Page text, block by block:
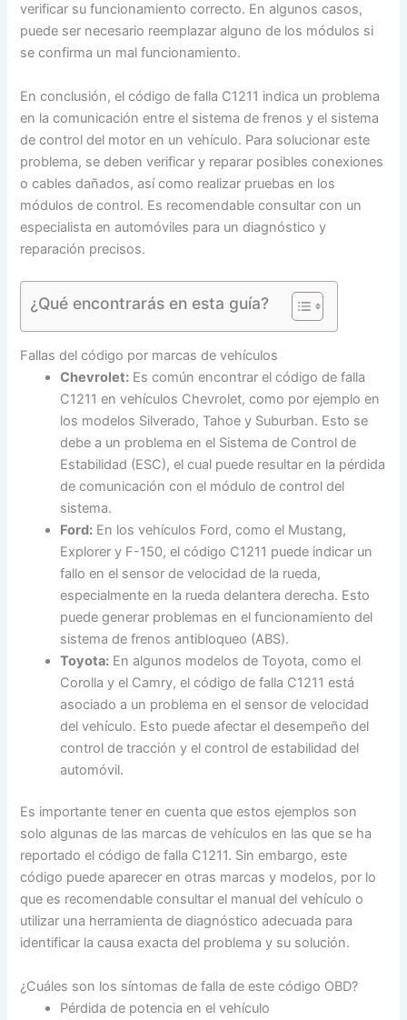
verificar su funcionamiento correcto. En algunos casos,
puede ser necesario reemplazar alguno de los módulos si
se confirma un mal funcionamiento.
En conclusión, el código de falla C1211 indica un problema
en la comunicación entre el sistema de frenos y el sistema
de control del motor en un vehículo. Para solucionar este
problema, se deben verificar y reparar posibles conexiones
o cables dañados, así como realizar pruebas en los
módulos de control. Es recomendable consultar con un
especialista en automóviles para un diagnóstico y
reparación precisos.
¿Qué encontrarás en esta guía?
Fallas del código por marcas de vehículos
Chevrolet: Es común encontrar el código de falla
C1211 en vehículos Chevrolet, como por ejemplo en
los modelos Silverado, Tahoe y Suburban. Esto se
debe a un problema en el Sistema de Control de
Estabilidad (ESC), el cual puede resultar en la pérdida
de comunicación con el módulo de control del
sistema.
Ford: En los vehículos Ford, como el Mustang,
Explorer y F-150, el código C1211 puede indicar un
fallo en el sensor de velocidad de la rueda,
especialmente en la rueda delantera derecha. Esto
puede generar problemas en el funcionamiento del
sistema de frenos antibloqueo (ABS).
Toyota: En algunos modelos de Toyota, como el
Corolla y el Camry, el código de falla C1211 está
asociado a un problema en el sensor de velocidad
del vehículo. Esto puede afectar el desempeño del
control de tracción y el control de estabilidad del
automóvil.
Es importante tener en cuenta que estos ejemplos son
solo algunas de las marcas de vehículos en las que se ha
reportado el código de falla C1211. Sin embargo, este
código puede aparecer en otras marcas y modelos, por lo
que es recomendable consultar el manual del vehículo o
utilizar una herramienta de diagnóstico adecuada para
identificar la causa exacta del problema y su solución.
¿Cuáles son los síntomas de falla de este código OBD?
Pérdida de potencia en el vehículo